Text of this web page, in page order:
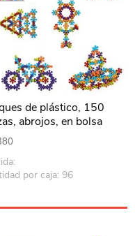
de plástico, 150
abrojos, en bolsa
por caja: 96